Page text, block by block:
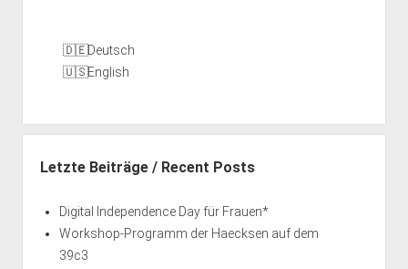
Deutsch
English
Letzte Beiträge / Recent Posts
Digital Independence Day für Frauen*
Workshop-Programm der Haecksen auf dem
39c3